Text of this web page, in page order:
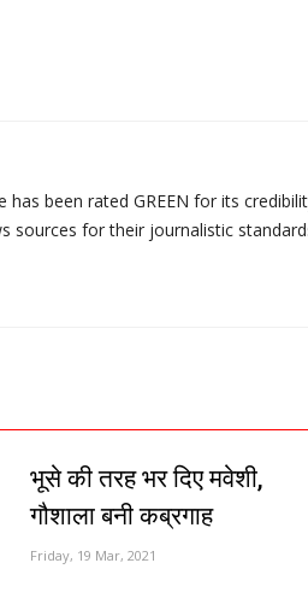
has been rated GREEN for its
sources for their journalistic
भूसे की तरह भर दिए मवेशी,
गौशाला बनी कब्रगाह
Friday, 19 Mar, 2021